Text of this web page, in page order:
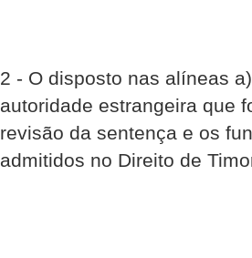
2 - O disposto nas alíneas
autoridade estrangeira que
revisão da sentença e os
admitidos no Direito de